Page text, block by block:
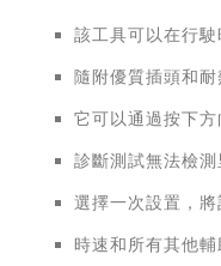
該工具可以在行
隨附優質插頭和
它可以通過按下
診斷測試無法檢測
選擇一次設置，
時速和所有其他